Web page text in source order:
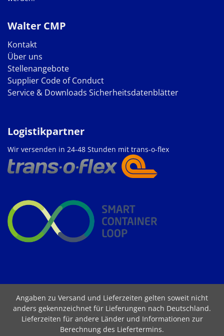
Walter CMP
Kontakt
Über uns
Stellenangebote
Supplier Code of Conduct
Service & Downloads Sicherheitsdatenblätter
Logistikpartner
Wir versenden in 24-48 Stunden mit trans-o-flex
Angaben zu Versand und Lieferzeiten gelten soweit nicht
anders gekennzeichnet für Lieferungen nach Deutschland.
Lieferzeiten für andere Länder und Informationen zur
Berechnung des Liefertermins.